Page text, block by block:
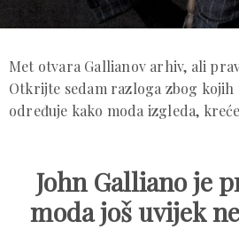
Met otvara Gallianov arhiv, ali
Otkrijte sedam razloga zbog
određuje kako moda izgleda,
John Galliano je
moda još uvijek